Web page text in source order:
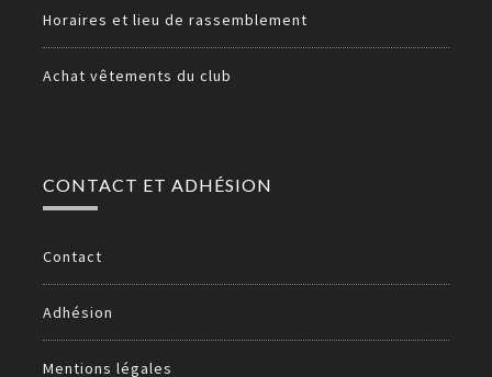
Horaires et lieu de rassemblement
Achat vêtements du club
CONTACT ET ADHÉSION
Contact
Adhésion
Mentions légales